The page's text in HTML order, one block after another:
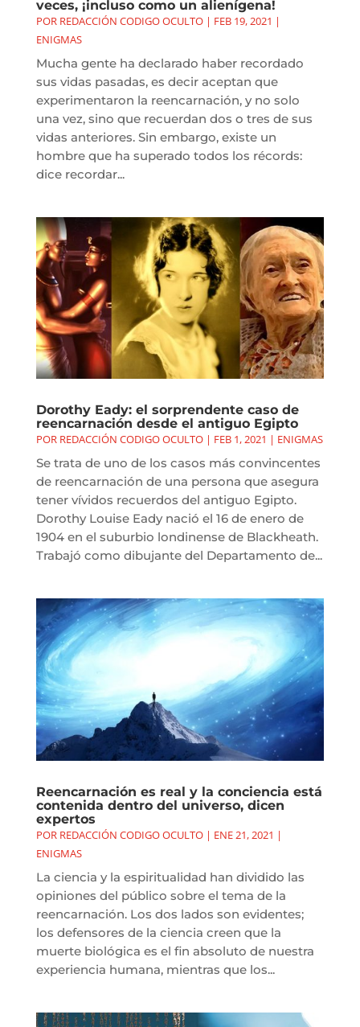
veces, ¡incluso como un alienígena!
POR REDACCIÓN CODIGO OCULTO| FEB 19, 2021 |
ENIGMAS
Mucha gente ha declarado haber recordado
sus vidas pasadas, es decir aceptan que
experimentaron la reencarnación, y no solo
una vez, sino que recuerdan dos o tres de sus
vidas anteriores. Sin embargo, existe un
hombre que ha superado todos los récords:
dice recordar...
Dorothy Eady: el sorprendente caso de
reencarnación desde el antiguo Egipto
POR REDACCIÓN CODIGO OCULTO| FEB 1, 2021 | ENIGMAS
Se trata de uno de los casos más convincentes
de reencarnación de una persona que asegura
tener vívidos recuerdos del antiguo Egipto.
Dorothy Louise Eady nació el 16 de enero de
1904 en el suburbio londinense de Blackheath.
Trabajó como dibujante del Departamento de...
Reencarnación es real y la conciencia está
contenida dentro del universo, dicen
expertos
POR REDACCIÓN CODIGO OCULTO| ENE 21, 2021 |
ENIGMAS
La ciencia y la espiritualidad han dividido las
opiniones del público sobre el tema de la
reencarnación. Los dos lados son evidentes;
los defensores de la ciencia creen que la
muerte biológica es el fin absoluto de nuestra
experiencia humana, mientras que los...